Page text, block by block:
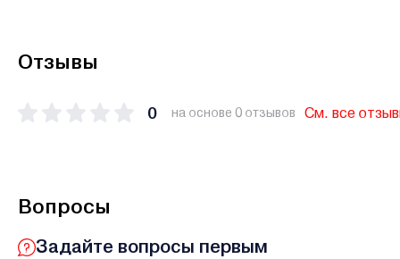
Отзывы
0 на основе 0 отзывов См. все
Вопросы
Задайте вопросы первым